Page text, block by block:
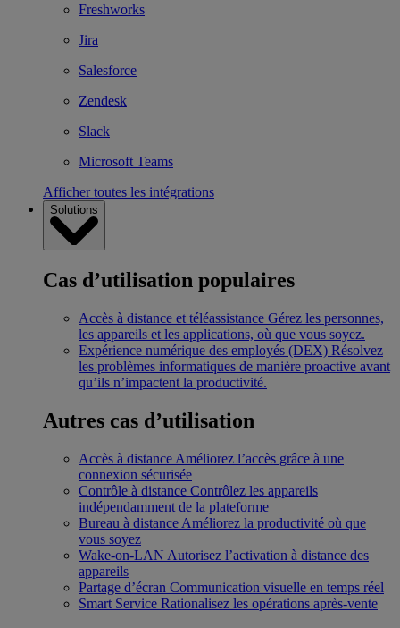
Freshworks
Jira
Salesforce
Zendesk
Slack
Microsoft Teams
Afficher toutes les intégrations
Solutions
Cas d’utilisation populaires
Accès à distance et téléassistance Gérez les personnes,
les appareils et les applications, où que vous soyez.
Expérience numérique des employés (DEX) Résolvez
les problèmes informatiques de manière proactive avant
qu’ils n’impactent la productivité.
Autres cas d’utilisation
Accès à distance Améliorez l’accès grâce à une
connexion sécurisée
Contrôle à distance Contrôlez les appareils
indépendamment de la plateforme
Bureau à distance Améliorez la productivité où que
vous soyez
Wake-on-LAN Autorisez l’activation à distance des
appareils
Partage d’écran Communication visuelle en temps réel
Smart Service Rationalisez les opérations après-vente